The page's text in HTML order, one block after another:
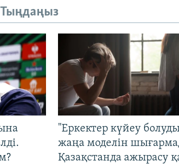
Тыңдаңыз
"Еркектер күйеу
жаңа моделін
Қазақстанда ажырасу